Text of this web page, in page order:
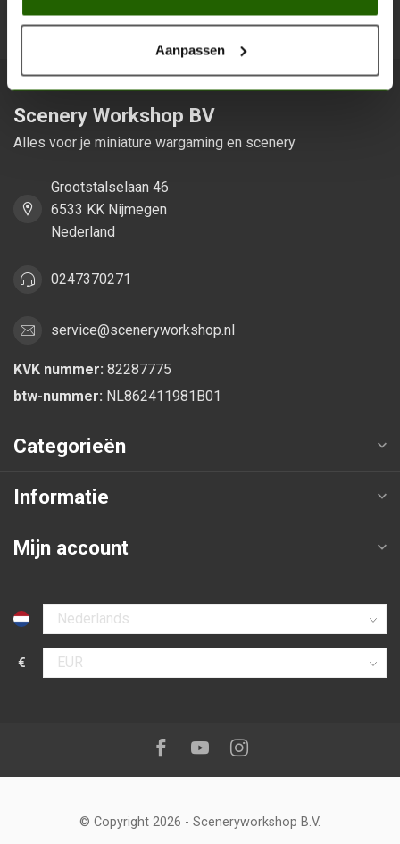
Aanpassen
Scenery Workshop BV
Alles voor je miniature wargaming en scenery
Grootstalselaan 46
6533 KK Nijmegen
Nederland
0247370271
service@sceneryworkshop.nl
KVK nummer: 82287775
btw-nummer: NL862411981B01
Categorieën
Informatie
Mijn account
Selecteer taal
€
Selecteer valuta
Volg ons op:Facebook
YoutubeInstagram
© Copyright 2026 - Sceneryworkshop B.V.